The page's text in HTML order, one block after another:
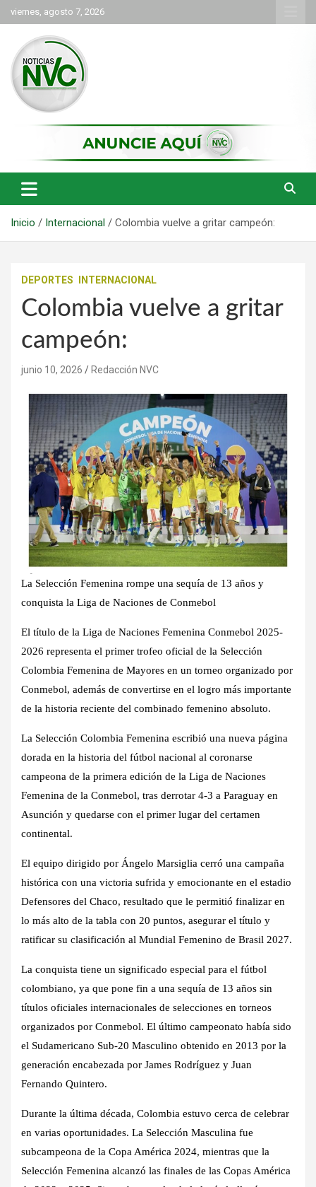
Saltar
al
contenido
viernes, agosto 7, 2026
NVC Noticias
Inicio Internacional Colombia vuelve a gritar campeón:
DEPORTES INTERNACIONAL
Colombia vuelve a gritar
campeón:
junio 10, 2026 Redacción NVC
La Selección Femenina rompe una sequía de 13 años y
conquista la Liga de Naciones de Conmebol
El título de la Liga de Naciones Femenina Conmebol 2025-
2026 representa el primer trofeo oficial de la Selección
Colombia Femenina de Mayores en un torneo organizado por
Conmebol, además de convertirse en el logro más importante
de la historia reciente del combinado femenino absoluto.
La Selección Colombia Femenina escribió una nueva página
dorada en la historia del fútbol nacional al coronarse
campeona de la primera edición de la Liga de Naciones
Femenina de la Conmebol, tras derrotar 4-3 a Paraguay en
Asunción y quedarse con el primer lugar del certamen
continental.
El equipo dirigido por Ángelo Marsiglia cerró una campaña
histórica con una victoria sufrida y emocionante en el estadio
Defensores del Chaco, resultado que le permitió finalizar en
lo más alto de la tabla con 20 puntos, asegurar el título y
ratificar su clasificación al Mundial Femenino de Brasil 2027.
La conquista tiene un significado especial para el fútbol
colombiano, ya que pone fin a una sequía de 13 años sin
títulos oficiales internacionales de selecciones en torneos
organizados por Conmebol. El último campeonato había sido
el Sudamericano Sub-20 Masculino obtenido en 2013 por la
generación encabezada por James Rodríguez y Juan
Fernando Quintero.
Durante la última década, Colombia estuvo cerca de celebrar
en varias oportunidades. La Selección Masculina fue
subcampeona de la Copa América 2024, mientras que la
Selección Femenina alcanzó las finales de las Copas América